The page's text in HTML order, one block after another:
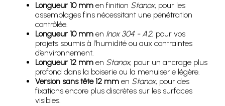
Longueur 10 mm en finition Stanox, pour les
assemblages fins nécessitant une pénétration
contrôlée.
Longueur 10 mm en Inox 304 - A2, pour vos
projets soumis à l’humidité ou aux contraintes
d’environnement.
Longueur 12 mm en Stanox, pour un ancrage plus
profond dans la boiserie ou la menuiserie légère.
Version sans tête 12 mm en Stanox, pour des
fixations encore plus discrètes sur les surfaces
visibles.